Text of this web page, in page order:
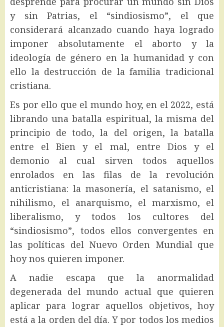
y sin Patrias, el “sindiosismo”, el que
considerará alcanzado cuando haya logrado
imponer absolutamente el aborto y la
ideología de género en la humanidad y con
ello la destrucción de la familia tradicional
cristiana.
Es por ello que el mundo hoy, en el 2022, está
librando una batalla espiritual, la misma del
principio de todo, la del origen, la batalla
entre el Bien y el mal, entre Dios y el
demonio al cual sirven todos aquellos
enrolados en las filas de la revolución
anticristiana: la masonería, el satanismo, el
nihilismo, el anarquismo, el marxismo, el
liberalismo, y todos los cultores del
“sindiosismo”, todos ellos convergentes en
las políticas del Nuevo Orden Mundial que
hoy nos quieren imponer.
A nadie escapa que la anormalidad
degenerada del mundo actual que quieren
aplicar para lograr aquellos objetivos, hoy
está a la orden del día. Y por todos los medios